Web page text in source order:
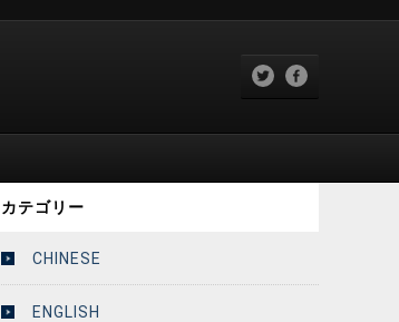
カテゴリー
CHINESE
ENGLISH